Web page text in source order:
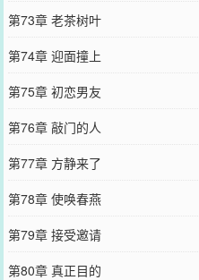
第73章 老茶树叶
第74章 迎面撞上
第75章 初恋男友
第76章 敲门的人
第77章 方静来了
第78章 使唤春燕
第79章 接受邀请
第80章 真正目的